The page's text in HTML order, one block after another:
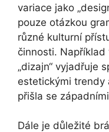
variace jako
pouze otázkou
různé kulturní
činnosti.
„dizajn“ vyjadřuje
estetickými trendy
přišla se
Dále je důležité